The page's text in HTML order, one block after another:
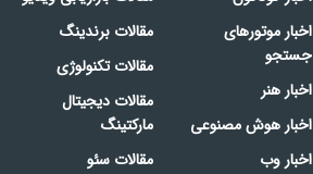
اخبار موتورهای
جستجو
اخبار هنر
اخبار هوش مصنوعی
اخبار وب
مقالات برندینگ
مقالات تکنولوژی
مقالات دیجیتال
مارکتینگ
مقالات سئو